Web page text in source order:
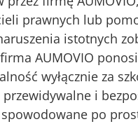
prawnych lub
istotnych
AUMOVIO ponosi
wyłącznie za
i
spowodowane po